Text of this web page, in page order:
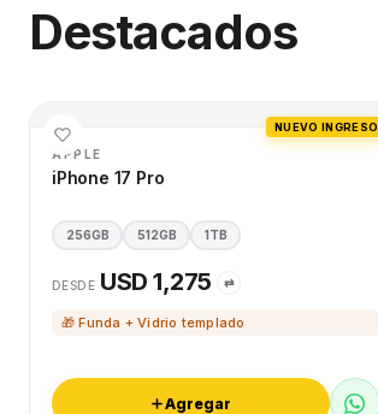
Destacados
NUEVO INGRESO
APPLE
iPhone 17 Pro
256GB 512GB 1TB
DESDE USD 1,275 ⇄
🎁 Funda + Vidrio templado
Agregar